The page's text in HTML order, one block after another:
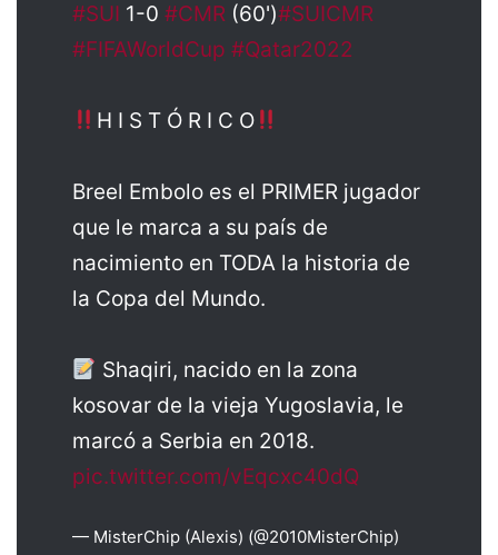
#SUI 1-0 #CMR (60')#SUICMR
#FIFAWorldCup #Qatar2022
H I S T Ó R I C O
Breel Embolo es el PRIMER jugador
que le marca a su país de
nacimiento en TODA la historia de
la Copa del Mundo.
Shaqiri, nacido en la zona
kosovar de la vieja Yugoslavia, le
marcó a Serbia en 2018.
pic.twitter.com/vEqcxc40dQ
— MisterChip (Alexis) (@2010MisterChip)